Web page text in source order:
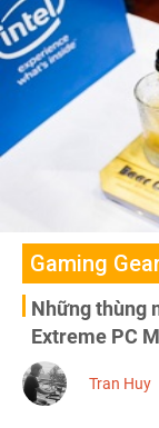
Gaming
Những thùng
Extreme PC
Tran Huy